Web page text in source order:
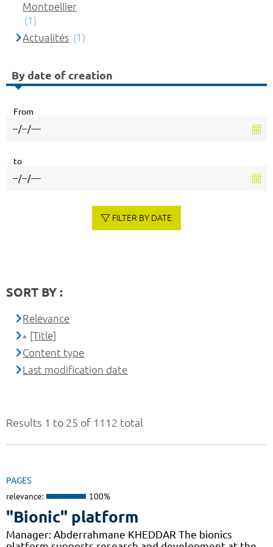
Results 1 to 25 of 1112 total
PAGES
relevance: 100%
"Bionic" platform
Manager: Abderrahmane KHEDDAR The bionics
Montpellier
(1)
Actualités (1)
By date of creation
From
to
FILTER BY DATE
SORT BY :
Relevance
[Title]
Content type
Last modification date